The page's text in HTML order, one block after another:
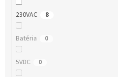
230VAC 8
Batéria 0
5VDC 0